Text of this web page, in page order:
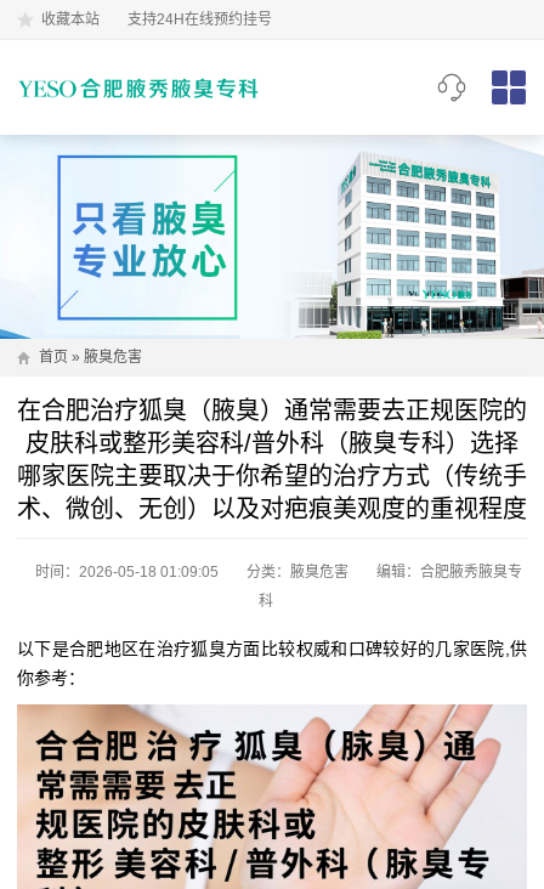
收藏本站 支持24H在线预约挂号
首页 » 腋臭危害
在合肥治疗狐臭（腋臭）通常需要去正规医院的
皮肤科或整形美容科/普外科（腋臭专科）选择
哪家医院主要取决于你希望的治疗方式（传统手
术、微创、无创）以及对疤痕美观度的重视程度
时间：2026-05-18 01:09:05 分类： 腋臭危害
编辑：合肥腋秀腋臭专
科
以下是合肥地区在治疗狐臭方面比较权威和口碑较好的几家医院,供
你参考：